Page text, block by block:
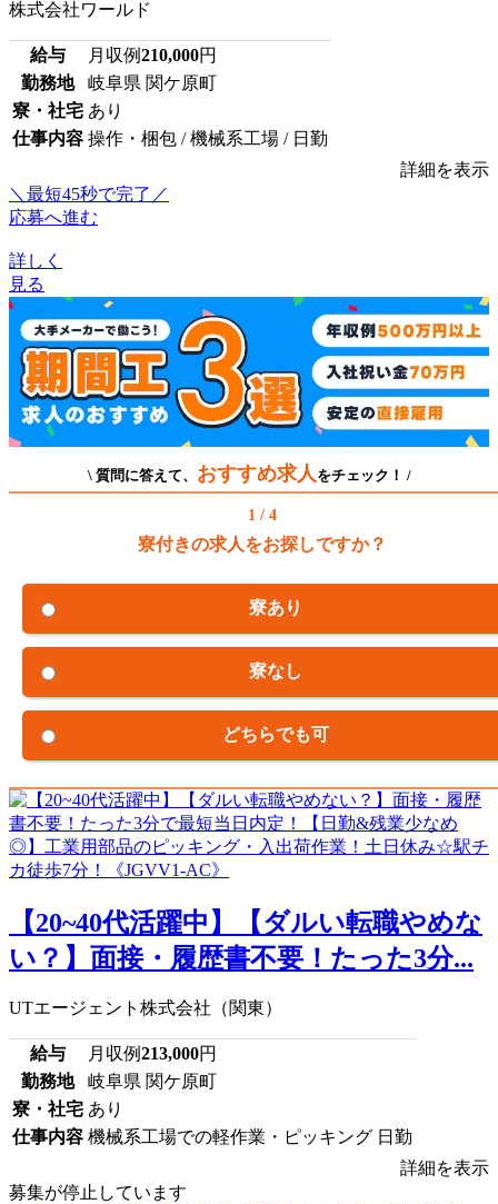
株式会社ワールド
給与 月収例210,000円
勤務地
岐阜県 関ケ原町
寮・社宅 あり
仕事内容 操作・梱包 / 機械系工場 / 日勤
詳細を表示
＼最短45秒で完了／
応募へ進む
詳しく
見る
\ 質問に答えて、 おすすめ求人 をチェック！ /
1 / 4
寮付きの求人をお探しですか？
寮あり
寮なし
どちらでも可
【20~40代活躍中】【ダルい転職やめな
い？】面接・履歴書不要！たった3分...
UTエージェント株式会社（関東）
給与 月収例213,000円
勤務地
岐阜県 関ケ原町
寮・社宅 あり
仕事内容 機械系工場での軽作業・ピッキング 日勤
詳細を表示
募集が停止しています